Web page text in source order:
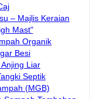
– Majlis Keraian
Mast"
Organik
Besi
Liar
Septik
(MGB)
Di Talian